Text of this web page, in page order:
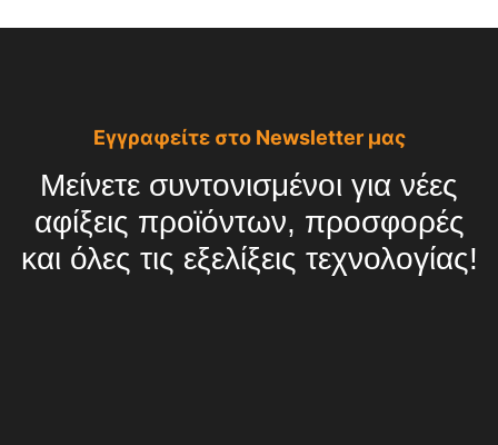
Εγγραφείτε στο Newsletter μας
Μείνετε συντονισμένοι για νέες
αφίξεις προϊόντων, προσφορές
και όλες τις εξελίξεις τεχνολογίας!